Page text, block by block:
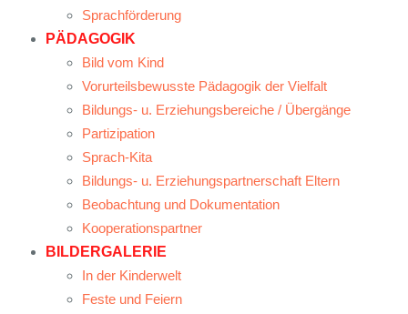
Sprachförderung
PÄDAGOGIK
Bild vom Kind
Vorurteilsbewusste Pädagogik der Vielfalt
Bildungs- u. Erziehungsbereiche / Übergänge
Partizipation
Sprach-Kita
Bildungs- u. Erziehungspartnerschaft Eltern
Beobachtung und Dokumentation
Kooperationspartner
BILDERGALERIE
In der Kinderwelt
Feste und Feiern